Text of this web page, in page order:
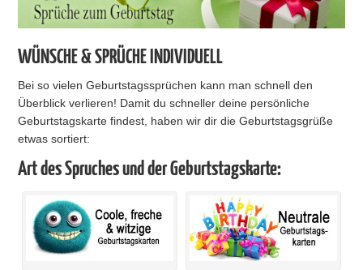
WÜNSCHE & SPRÜCHE INDIVIDUELL
Bei so vielen Geburtstagssprüchen kann man schnell den
Überblick verlieren! Damit du schneller deine persönliche
Geburtstagskarte findest, haben wir dir die Geburtstagsgrüße
etwas sortiert:
Art des Spruches und der Geburtstagskarte: